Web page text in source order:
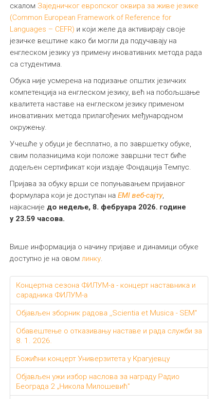
скалом Заједничког европског оквира за живе језике
(Common European Framework of Reference for
Languages – CEFR) и који желе да активирају своје
језичке вештине како би могли да подучавају на
енглеском језику уз примену иновативних метода рада
са студентима.
Обука није усмерена на подизање општих језичких
компетенција на енглеском језику, већ на побољшање
квалитета наставе на енглеском језику применом
иновативних метода прилагођених међународном
окружењу.
Учешће у обуци је бесплатно, а по завршетку обуке,
свим полазницима који положе завршни тест биће
додељен сертификат који издаје Фондација Темпус.
Пријава за обуку врши се попуњавањем пријавног
формулара који је доступан на EMI веб-сајту,
најкасније до недеље, 8. фебруара 2026. године
у 23.59 часова.
Више информација о начину пријаве и динамици обуке
доступно је на овом линку.
Концертна сезона ФИЛУМ-а - концерт наставника и
сарадника ФИЛУМ-а
Објављен зборник радова ,,Scientia et Musica - SEM"
Обавештење o отказивању наставе и рада служби за
8. 1. 2026.
Божићни концерт Универзитета у Крагујевцу
Објављен ужи избор наслова за награду Радио
Београда 2 „Никола Милошевић"